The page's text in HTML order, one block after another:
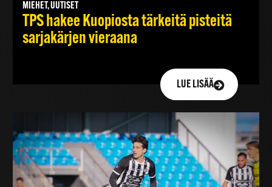
MIEHET, UUTISET
TPS hakee Kuopiosta tärkeitä pisteitä
sarjakärjen vieraana
LUE LISÄÄ